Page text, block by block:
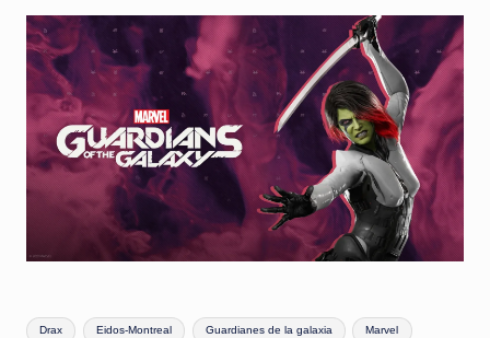
Etiquetas:
Drax Eidos-Montreal Guardianes de la galaxia Marvel